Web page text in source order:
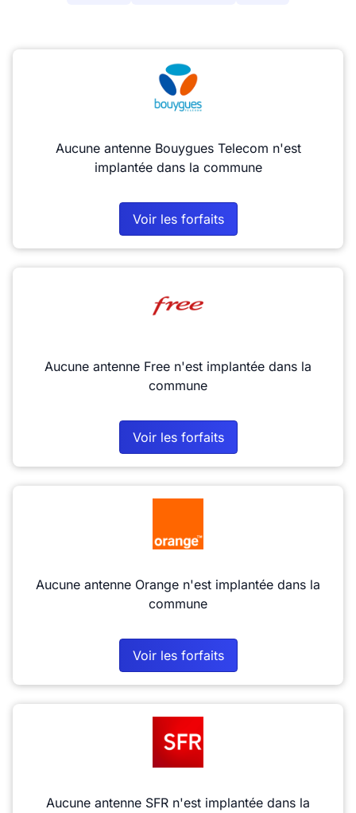
Aucune antenne Bouygues Telecom n'est
implantée dans la commune
Voir les forfaits
Aucune antenne Free n'est implantée dans la
commune
Voir les forfaits
Aucune antenne Orange n'est implantée dans la
commune
Voir les forfaits
Aucune antenne SFR n'est implantée dans la